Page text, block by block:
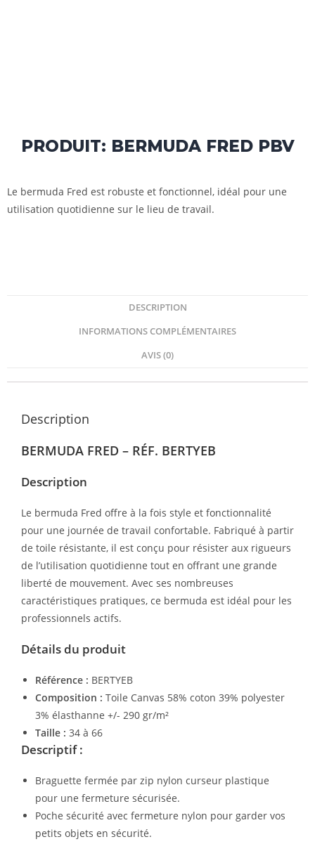
PRODUIT: BERMUDA FRED PBV
Le bermuda Fred est robuste et fonctionnel, idéal pour une
utilisation quotidienne sur le lieu de travail.
DESCRIPTION
INFORMATIONS COMPLÉMENTAIRES
AVIS (0)
Description
BERMUDA FRED – RÉF. BERTYEB
Description
Le bermuda Fred offre à la fois style et fonctionnalité
pour une journée de travail confortable. Fabriqué à partir
de toile résistante, il est conçu pour résister aux rigueurs
de l’utilisation quotidienne tout en offrant une grande
liberté de mouvement. Avec ses nombreuses
caractéristiques pratiques, ce bermuda est idéal pour les
professionnels actifs.
Détails du produit
Référence : BERTYEB
Composition : Toile Canvas 58% coton 39% polyester
3% élasthanne +/- 290 gr/m²
Taille : 34 à 66
Descriptif :
Braguette fermée par zip nylon curseur plastique
pour une fermeture sécurisée.
Poche sécurité avec fermeture nylon pour garder vos
petits objets en sécurité.